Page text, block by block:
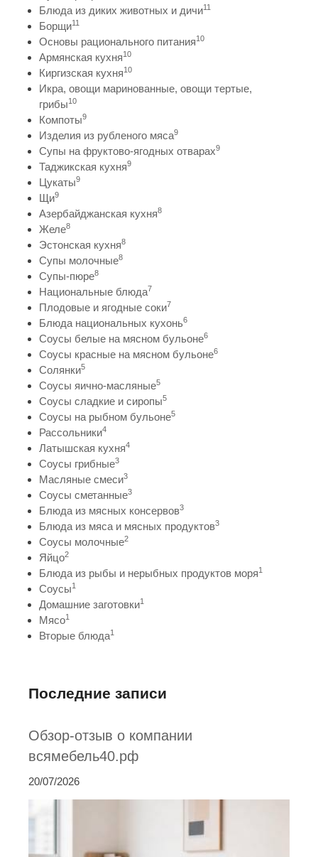
Блюда из диких животных и дичи11
Борщи11
Основы рационального питания10
Армянская кухня10
Киргизская кухня10
Икра, овощи маринованные, овощи тертые,
грибы10
Компоты9
Изделия из рубленого мяса9
Супы на фруктово-ягодных отварах9
Таджикская кухня9
Цукаты9
Щи9
Азербайджанская кухня8
Желе8
Эстонская кухня8
Супы молочные8
Супы-пюре8
Национальные блюда7
Плодовые и ягодные соки7
Блюда национальных кухонь6
Соусы белые на мясном бульоне6
Соусы красные на мясном бульоне6
Солянки5
Соусы яично-масляные5
Соусы сладкие и сиропы5
Соусы на рыбном бульоне5
Рассольники4
Латышская кухня4
Соусы грибные3
Масляные смеси3
Соусы сметанные3
Блюда из мясных консервов3
Блюда из мяса и мясных продуктов3
Соусы молочные2
Яйцо2
Блюда из рыбы и нерыбных продуктов моря1
Соусы1
Домашние заготовки1
Мясо1
Вторые блюда1
Последние записи
Обзор-отзыв о компании
всямебель40.рф
20/07/2026